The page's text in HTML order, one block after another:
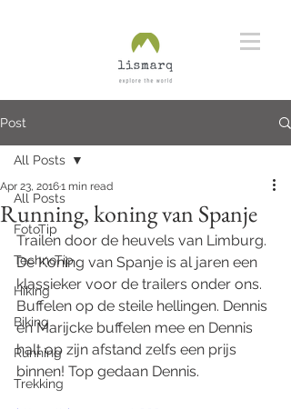
Post
All Posts
FotoTip
TechnoTip
Hiking
Biking
Running
Trekking
All Posts
Running, koning van Spanje
Apr 23, 20161 min read
Trailen door de heuvels van Limburg.
De Koning van Spanje is al jaren een
klassieker voor de trailers onder ons.
Buffelen op de steile hellingen. Dennis
en Marijcke buffelen mee en Dennis
halt op zijn afstand zelfs een prijs
binnen! Top gedaan Dennis.